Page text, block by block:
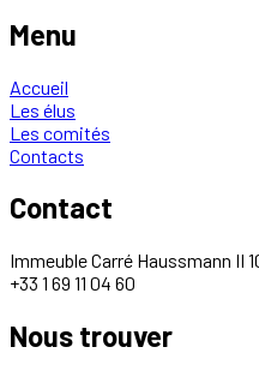
Menu
Accueil
Les élus
Les comités
Contacts
Contact
Immeuble Carré Haussmann II
+33 1 69 11 04 60
Nous trouver